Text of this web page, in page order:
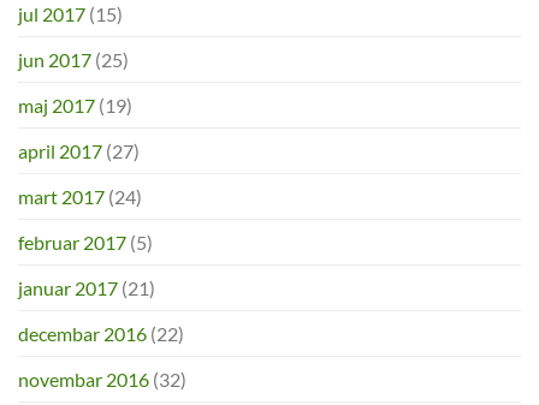
jul 2017 (15)
jun 2017 (25)
maj 2017 (19)
april 2017 (27)
mart 2017 (24)
februar 2017 (5)
januar 2017 (21)
decembar 2016 (22)
novembar 2016 (32)